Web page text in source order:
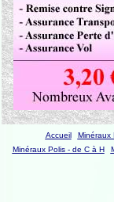
Accueil Minéraux
Minéraux Polis - de C à H